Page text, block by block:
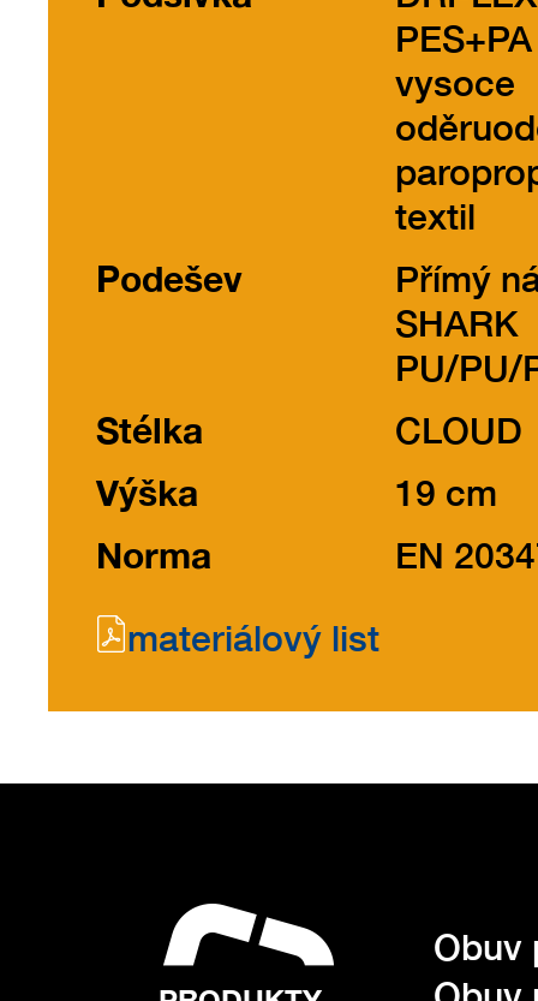
PES+PA
vysoce
textil
Podešev
Přímý
SHARK
PU/PU/
Stélka
CLOUD
Výška
19 cm
Norma
EN
materiálový list
Obuv